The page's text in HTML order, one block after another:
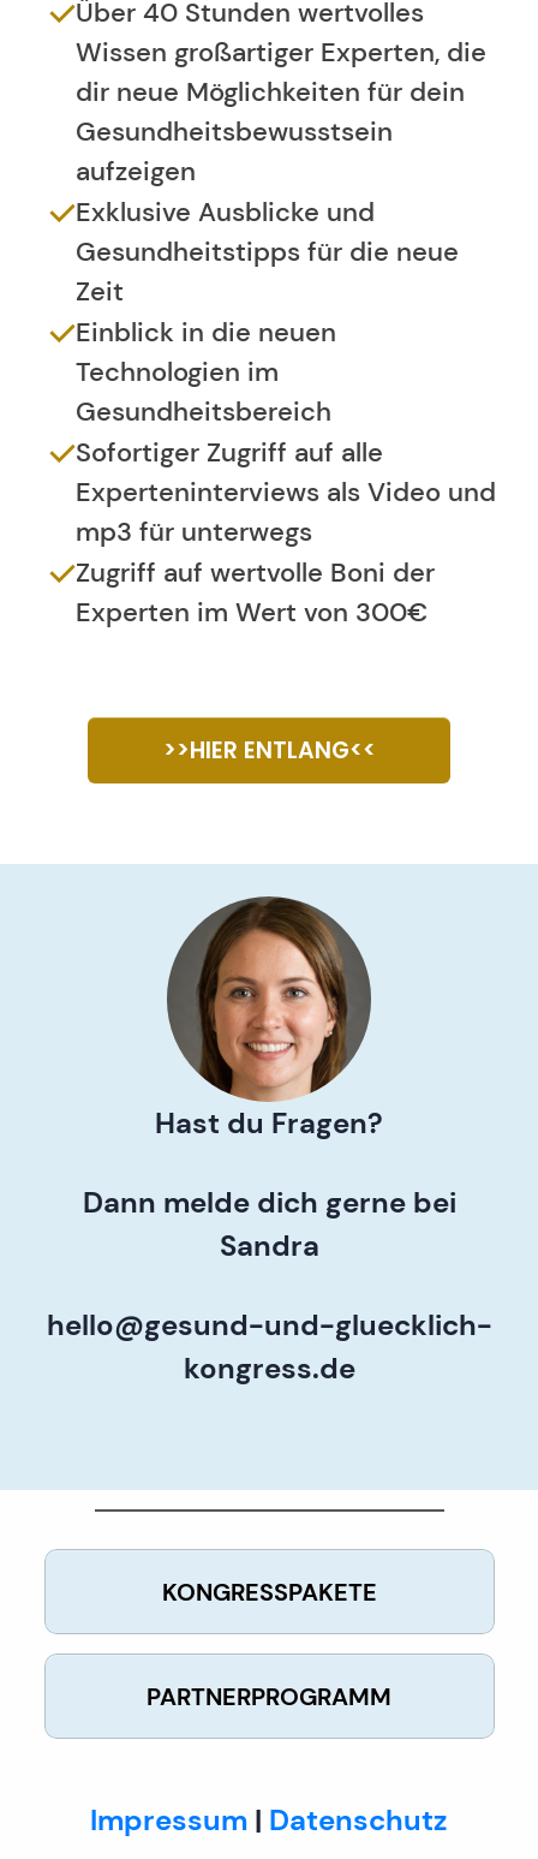
Über 40 Stunden wertvolles
Wissen großartiger Experten, die
dir neue Möglichkeiten für dein
Gesundheitsbewusstsein
aufzeigen
Exklusive Ausblicke und
Gesundheitstipps für die neue
Zeit
Einblick in die neuen
Technologien im
Gesundheitsbereich
Sofortiger Zugriff auf alle
Experteninterviews als Video und
mp3 für unterwegs
Zugriff auf wertvolle Boni der
Experten im Wert von 300€
>>HIER ENTLANG<<
Hast du Fragen?
Dann melde dich gerne bei
Sandra
hello@gesund-und-gluecklich-
kongress.de
KONGRESSPAKETE
PARTNERPROGRAMM
Impressum | Datenschutz